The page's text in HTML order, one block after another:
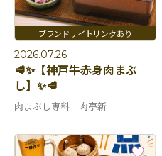
2026.07.26
🥩✨【神戸牛赤身肉まぶ
し】✨🥩
肉まぶし専科 肉亭新